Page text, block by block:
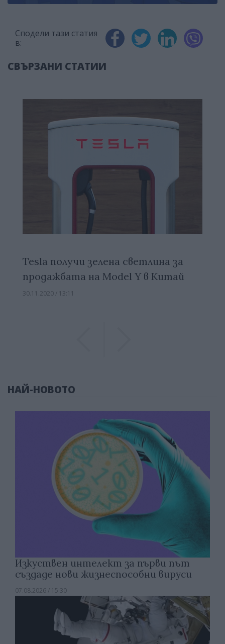
Сподели тази статия
в:
СВЪРЗАНИ СТАТИИ
Tesla получи зелена светлина за
продажбата на Model Y в Китай
30.11.2020 / 13:11
НАЙ-НОВОТО
Изкуствен интелект за първи път
създаде нови жизнеспособни вируси
07.08.2026 / 15:30